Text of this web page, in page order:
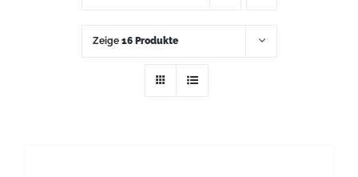
Zeige 16 Produkte